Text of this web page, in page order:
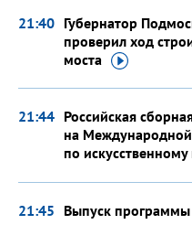
21:40 Губернатор
проверил ход
моста
21:44 Российская
на
по искусственному
21:45 Выпуск